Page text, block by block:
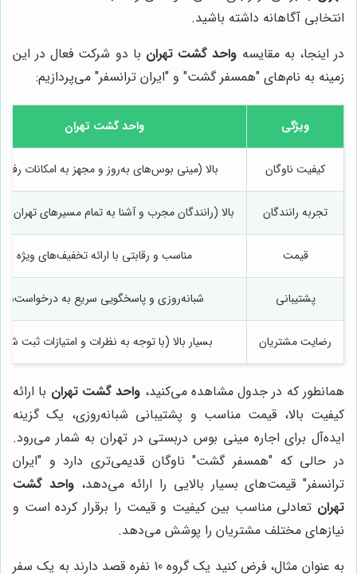
انتخابی آگاهانه داشته باشید.
در اینجا، به مقایسه واحد گشت تهران با دو شرکت فعال در این
زمینه به نام‌های "همسفر گشت" و "ایران ترانسفر" می‌پردازیم:
ویژگی واحد گشت تهران
کیفیت ناوگان بالا (مینی بوس‌های به‌روز و مجهز به امکانات
تجربه رانندگان بالا (رانندگان مجرب و آشنا به تمام مسیرهای تهران
قیمت مناسب و رقابتی با ارائه تخفیف‌های ویژه
پشتیبانی شبانه‌روزی و پاسخگویی سریع به درخواست‌ها
رضایت مشتریان بسیار بالا (با توجه به نظرات و امتیازات ثبت
همانطور که در جدول مشاهده می‌کنید، واحد گشت تهران با ارائه
کیفیت بالا، قیمت مناسب و پشتیبانی شبانه‌روزی، یک گزینه
ایده‌آل برای اجاره مینی بوس دربستی در تهران به شمار می‌رود.
در حالی که "همسفر گشت" ناوگان قدیمی‌تری دارد و "ایران
ترانسفر" قیمت‌های بسیار بالایی را ارائه می‌دهد،واحد گشت
تهران تعادلی مناسب بین کیفیت و قیمت را برقرار کرده است و
نیازهای مختلف مشتریان را پوشش می‌دهد.
به عنوان مثال، فرض کنید یک گروه 10 نفره قصد دارند به یک سفر